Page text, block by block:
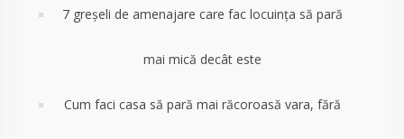
7 greșeli de amenajare care fac locuința să pară
mai mică decât este
Cum faci casa să pară mai răcoroasă vara, fără